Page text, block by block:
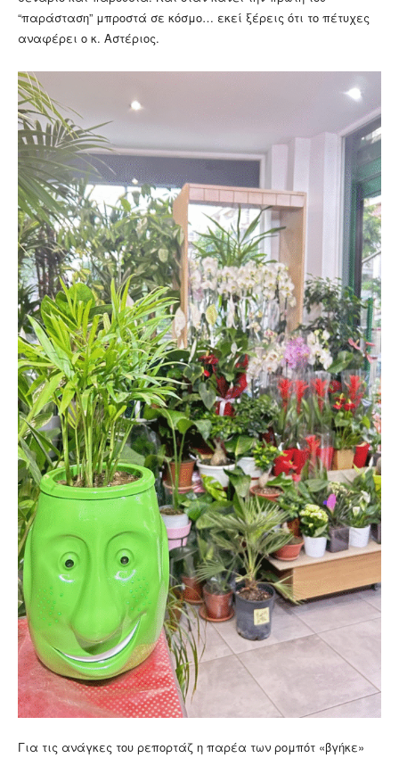
“παράσταση” μπροστά σε κόσμο… εκεί ξέρεις ότι το πέτυχες
αναφέρει ο κ. Αστέριος.
Για τις ανάγκες του ρεπορτάζ η παρέα των ρομπότ «βγήκε»